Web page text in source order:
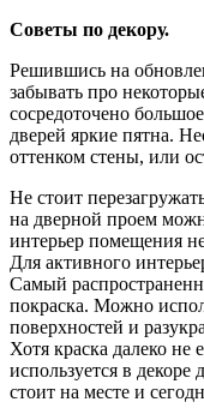
Советы по декору.
Решившись на
забывать про
сосредоточено
дверей яркие пятна.
оттенком стены, или
Не стоит
на дверной проем
интерьер помещения
Для активного
Самый
покраска. Можно
поверхностей и
Хотя краска далеко
используется в
стоит на месте и